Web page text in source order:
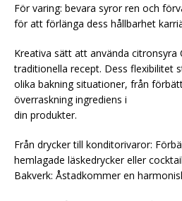
För varing: bevara syror ren och
för att förlänga dess hållbarhet
Kreativa sätt att använda
traditionella recept. Dess flexibilitet
olika bakning situationer, från
överraskning ingrediens i
din produkter.
Från drycker till konditorivaror:
hemlagade läskedrycker eller
Bakverk: Åstadkommer en